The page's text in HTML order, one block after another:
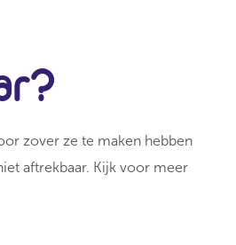
zover ze te maken hebben
aftrekbaar. Kijk voor meer